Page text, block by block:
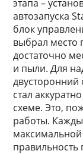
этапа –
автозапуска
блок
выбрал место
достаточно
и пыли. Для
двусторонний
стал
схеме. Это,
работы.
правильность